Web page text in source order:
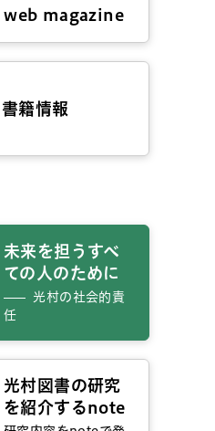
web magazine
書籍情報
未来を担うすべ
ての人のために
光村の社会的責
任
光村図書の研究
を紹介するnote